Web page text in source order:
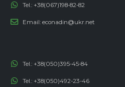
+38(066)740-46-49
+38(067)198-82-82